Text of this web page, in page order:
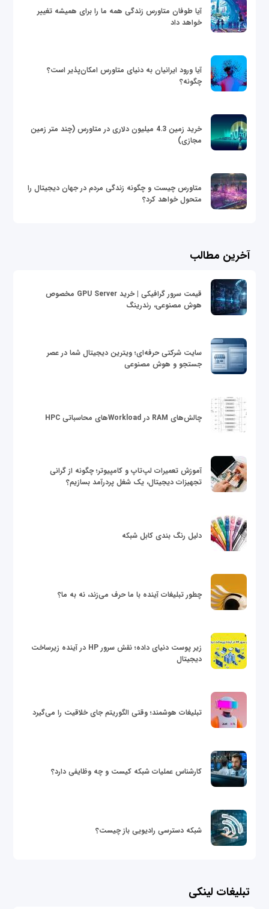
آیا طوفان متاورس زندگی همه ما را برای همیشه تغییر
خواهد داد
آیا ورود ایرانیان به دنیای متاورس امکان‌پذیر است؟
چگونه؟
خرید زمین 4.3 میلیون دلاری در متاورس (چند متر زمین
مجازی)
متاورس چیست و چگونه زندگی مردم در جهان دیجیتال را
متحول خواهد کرد؟
آخرین مطالب
قیمت سرور گرافیکی | خرید GPU Server مخصوص
هوش مصنوعی، رندرینگ
سایت شرکتی حرفه‌ای؛ ویترین دیجیتال شما در عصر
جستجو و هوش مصنوعی
چالش‌های RAM در Workloadهای محاسباتی HPC
آموزش تعمیرات لپ‌تاپ و کامپیوتر؛ چگونه از گرانی
تجهیزات دیجیتال، یک شغل پردرآمد بسازیم؟
دلیل رنگ بندی کابل شبکه
چطور تبلیغات آینده با ما حرف می‌زند، نه به ما؟
زیر پوست دنیای داده؛ نقش سرور HP در آینده زیرساخت
دیجیتال
تبلیغات هوشمند؛ وقتی الگوریتم جای خلاقیت را می‌گیرد
کارشناس عملیات شبکه کیست و چه وظایفی دارد؟
شبکه دسترسی رادیویی باز چیست؟
تبلیغات لینکی